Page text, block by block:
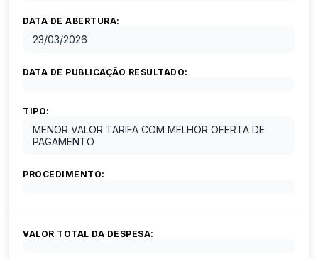
DATA DE ABERTURA:
23/03/2026
DATA DE PUBLICAÇÃO RESULTADO:
TIPO:
MENOR VALOR TARIFA COM MELHOR OFERTA DE
PAGAMENTO
PROCEDIMENTO:
VALOR TOTAL DA DESPESA: